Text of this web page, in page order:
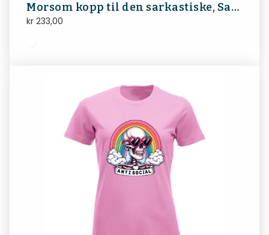
Morsom kopp til den sarkastiske, Sarcasm is my love language
kr 233,00